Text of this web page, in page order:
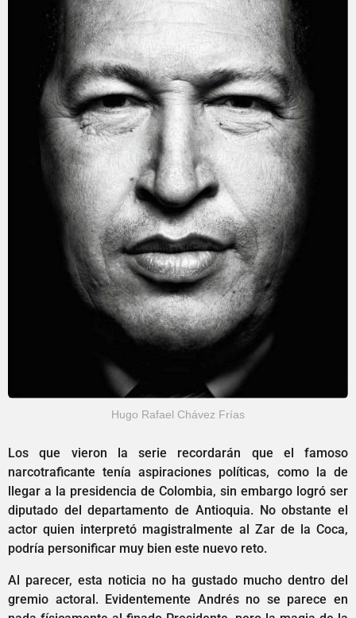
Hugo Rafael Chávez Frías
Los que vieron la serie recordarán que el famoso
narcotraficante tenía aspiraciones políticas, como la de
llegar a la presidencia de Colombia, sin embargo logró ser
diputado del departamento de Antioquia. No obstante el
actor quien interpretó magistralmente al Zar de la Coca,
podría personificar muy bien este nuevo reto.
Al parecer, esta noticia no ha gustado mucho dentro del
gremio actoral. Evidentemente Andrés no se parece en